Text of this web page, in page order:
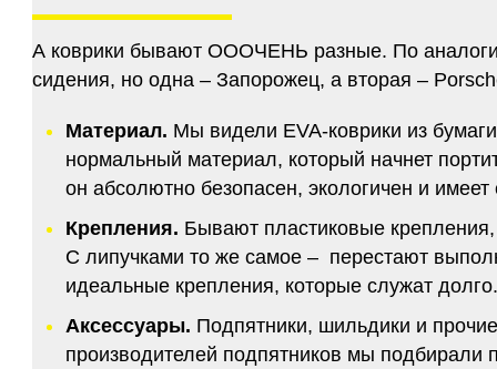
А коврики бывают ОООЧЕНЬ разные. По
сидения, но одна – Запорожец, а вторая –
Материал. Мы видели EVA-коврики из
нормальный материал, который начнет
он абсолютно безопасен, экологичен и
Крепления. Бывают пластиковые
С липучками то же самое – перестают
идеальные крепления, которые служат
Аксессуары. Подпятники, шильдики и
производителей подпятников мы подбирали